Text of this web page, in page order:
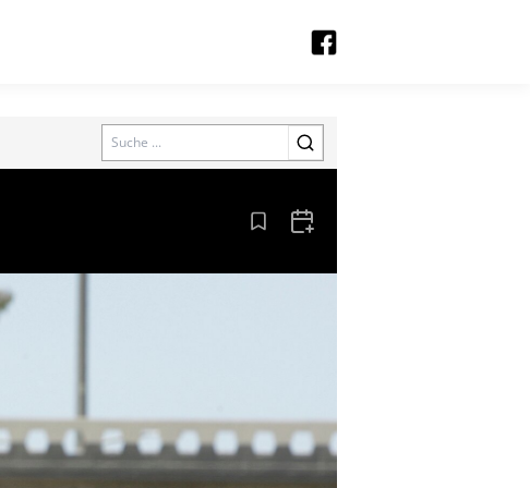
Search
Aus den Lesezeichen entfernen
Zum Kalender hinzufügen